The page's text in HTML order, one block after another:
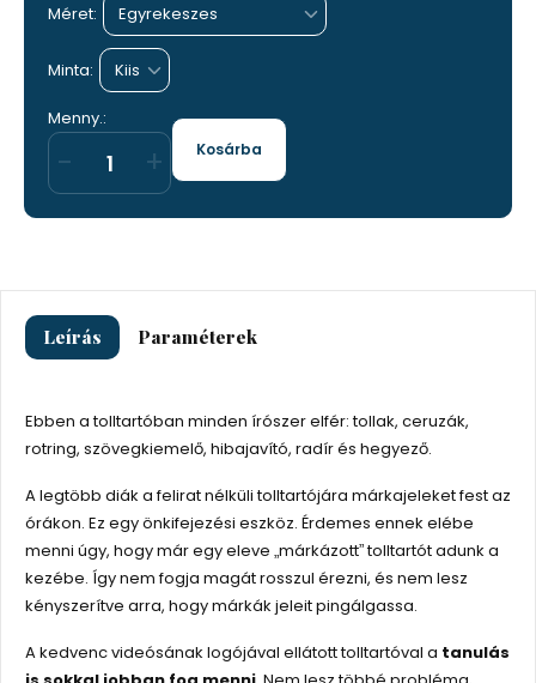
Méret:
Minta:
Menny.:
- + Kosárba
Leírás Paraméterek
Ebben a tolltartóban minden írószer elfér: tollak, ceruzák,
rotring, szövegkiemelő, hibajavító, radír és hegyező.
A legtöbb diák a felirat nélküli tolltartójára márkajeleket fest az
órákon. Ez egy önkifejezési eszköz. Érdemes ennek elébe
menni úgy, hogy már egy eleve „márkázott” tolltartót adunk a
kezébe. Így nem fogja magát rosszul érezni, és nem lesz
kényszerítve arra, hogy márkák jeleit pingálgassa.
A kedvenc videósának logójával ellátott tolltartóval a tanulás